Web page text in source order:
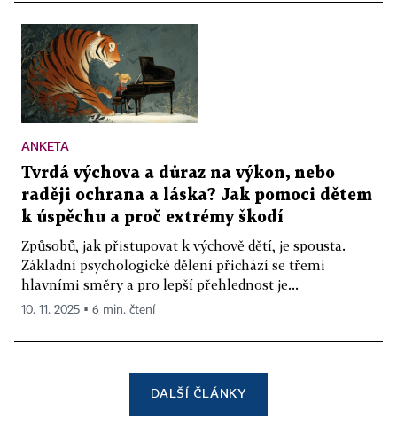
ANKETA
Tvrdá výchova a důraz na výkon, nebo
raději ochrana a láska? Jak pomoci dětem
k úspěchu a proč extrémy škodí
Způsobů, jak přistupovat k výchově dětí, je spousta.
Základní psychologické dělení přichází se třemi
hlavními směry a pro lepší přehlednost je...
10. 11. 2025 ▪ 6 min. čtení
DALŠÍ ČLÁNKY